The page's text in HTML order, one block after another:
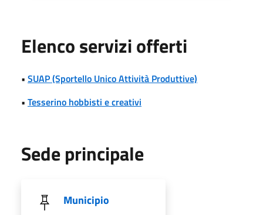
Elenco servizi offerti
• SUAP (Sportello Unico Attività Produttive)
• Tesserino hobbisti e creativi
Sede principale
Municipio